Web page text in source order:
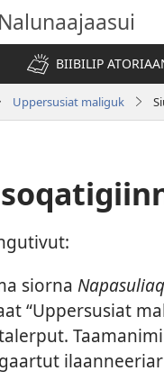
BIIBILIP
Uppersusiat maliguk
sior­na
“Up­persusiat